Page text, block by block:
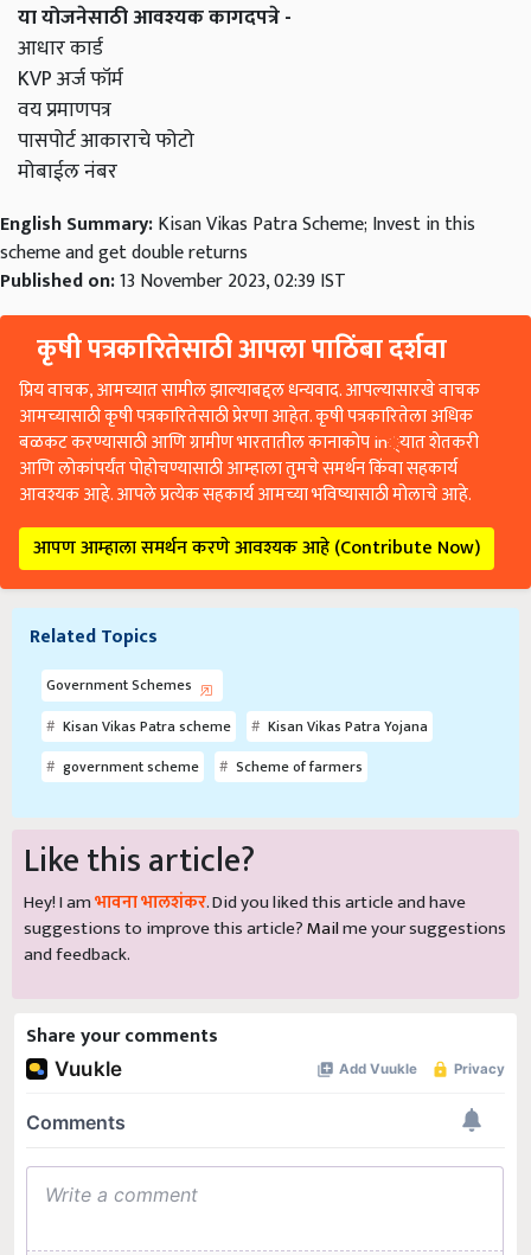
या योजनेसाठी आवश्यक कागदपत्रे -
आधार कार्ड
KVP अर्ज फॉर्म
वय प्रमाणपत्र
पासपोर्ट आकाराचे फोटो
मोबाईल नंबर
English Summary:Kisan Vikas Patra Scheme; Invest in this
scheme and get double returns
Published on:13 November 2023, 02:39 IST
कृषी पत्रकारितेसाठी आपला पाठिंबा दर्शवा
प्रिय वाचक, आमच्यात सामील झाल्याबद्दल धन्यवाद. आपल्यासारखे वाचक
आमच्यासाठी कृषी पत्रकारितेसाठी प्रेरणा आहेत. कृषी पत्रकारितेला अधिक
बळकट करण्यासाठी आणि ग्रामीण भारतातील कानाकोप in्यात शेतकरी
आणि लोकांपर्यंत पोहोचण्यासाठी आम्हाला तुमचे समर्थन किंवा सहकार्य
आवश्यक आहे. आपले प्रत्येक सहकार्य आमच्या भविष्यासाठी मोलाचे आहे.
आपण आम्हाला समर्थन करणे आवश्यक आहे (Contribute Now)
Related Topics
Government Schemes
Kisan Vikas Patra scheme
Kisan Vikas Patra Yojana
government scheme
Scheme of farmers
Like this article?
Hey! I amभावना भालशंकर. Did you liked this article and have
suggestions to improve this article?Mailme your suggestions
and feedback.
Share your comments